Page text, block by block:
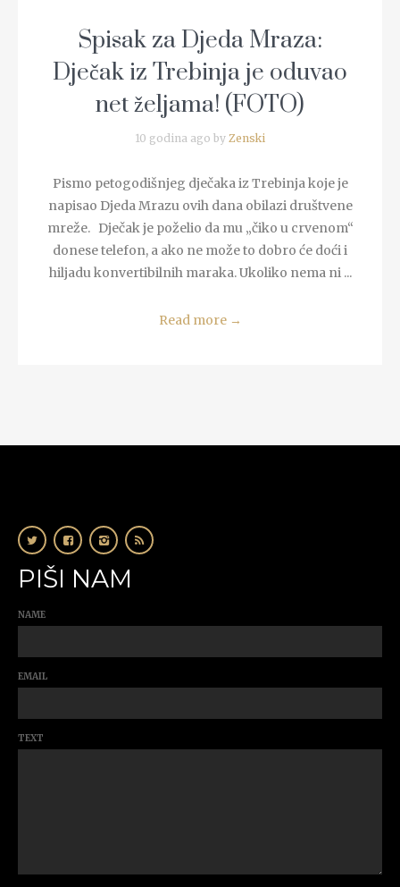
Spisak za Djeda Mraza:
Dječak iz Trebinja je oduvao
net željama! (FOTO)
10 godina ago by Zenski
Pismo petogodišnjeg dječaka iz Trebinja koje je
napisao Djeda Mrazu ovih dana obilazi društvene
mreže. Dječak je poželio da mu „čiko u crvenom“
donese telefon, a ako ne može to dobro će doći i
hiljadu konvertibilnih maraka. Ukoliko nema ni ...
Read more →
PIŠI NAM
NAME
EMAIL
TEXT